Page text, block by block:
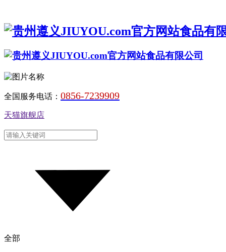
全国服务电话： 0856-7239909
天猫旗舰店
全部